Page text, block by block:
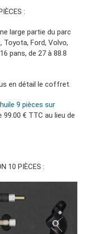
:
large partie du parc
Toyota, Ford, Volvo,
pans, de 27 à 88.8
en détail le coffret.
9 pièces sur
€ TTC au lieu de
10 PIÈCES :